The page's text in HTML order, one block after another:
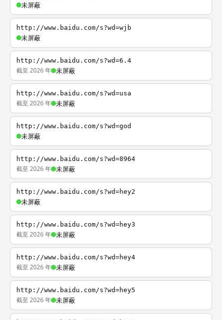
未屏蔽
http://www.baidu.com/s?wd=wjb
未屏蔽
http://www.baidu.com/s?wd=6.4
截至 2026 年 未屏蔽
http://www.baidu.com/s?wd=usa
截至 2026 年 未屏蔽
http://www.baidu.com/s?wd=god
未屏蔽
http://www.baidu.com/s?wd=8964
截至 2026 年 未屏蔽
http://www.baidu.com/s?wd=hey2
未屏蔽
http://www.baidu.com/s?wd=hey3
截至 2026 年 未屏蔽
http://www.baidu.com/s?wd=hey4
截至 2026 年 未屏蔽
http://www.baidu.com/s?wd=hey5
截至 2026 年 未屏蔽